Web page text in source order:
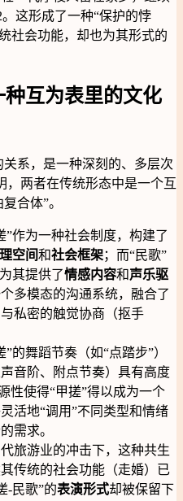
这形成了一种“保护的悖
社会功能，却也为其形式的
互为表里的文化
关系，是一种深刻的、多层次
，两者在传统形态中是一个互
合体”。
”作为一种社会制度，构建了
空间和社会框架；而“民歌”
其提供了情感内容和声乐驱
多模态的沟通系统，融合了
私密的触觉协商（抠手
”的舞蹈节奏（如“点踏步”）
音阶、附点节奏）具有高度
性使得“甲搓”得以成为一个
活地“调用”不同类型和情绪
需求。
旅游业的冲击下，这种共生
传统的社会功能（走婚）已
-民歌”的表演形式却被保留下